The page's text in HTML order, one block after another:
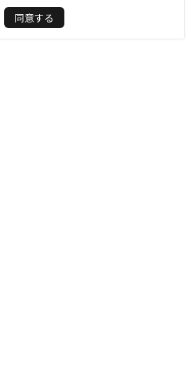
同意する